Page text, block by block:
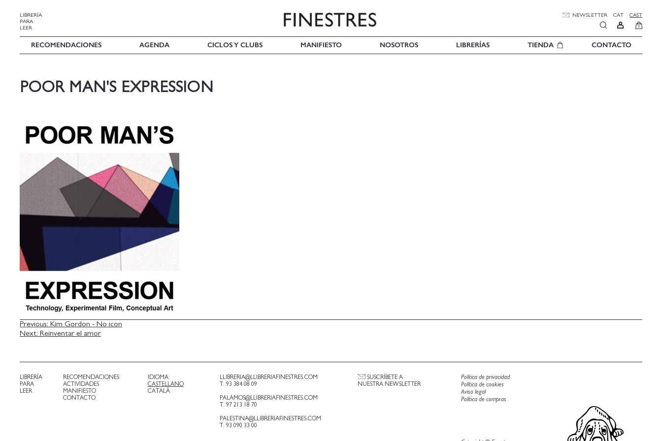
LIBRERÍA
PARA
LEER
NEWSLETTER CAT CAST
0
RECOMENDACIONES AGENDA CICLOS Y CLUBS MANIFIESTO NOSOTROS LIBRERÍAS TIENDA CONTACTO
POOR MAN'S EXPRESSION
NAVEGACIÓN
DE
Previous: Kim Gordon - No icon
Next: Reinventar el amor
LIBRERÍA
PARA
LEER
RECOMENDACIONES
ACTIVIDADES
MANIFIESTO
CONTACTO
IDIOMA:
CASTELLANO
CATALÀ
LLIBRERIA@LLIBRERIAFINESTRES.COM
T. 93 384 08 09
PALAMOS@LLIBRERIAFINESTRES.COM
T. 97 213 18 70
PALESTINA@LLIBRERIAFINESTRES.COM
T. 93 090 33 00
SUSCRÍBETE A
NUESTRA NEWSLETTER
Política de privacidad
Política de cookies
Aviso legal
Política de compras